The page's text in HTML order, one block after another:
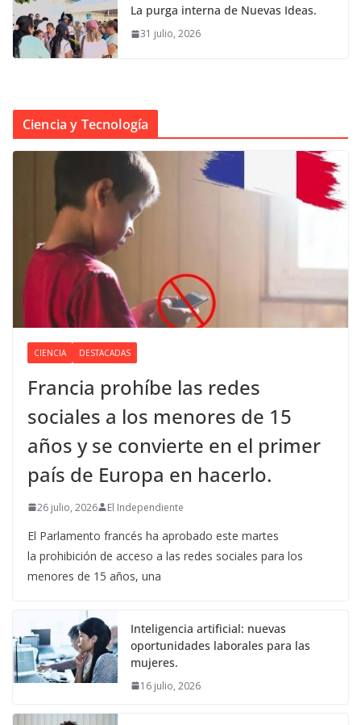
La purga interna de Nuevas Ideas.
31 julio, 2026
Ciencia y Tecnología
CIENCIA DESTACADAS
Francia prohíbe las redes
sociales a los menores de 15
años y se convierte en el primer
país de Europa en hacerlo.
26 julio, 2026 El Independiente
El Parlamento francés ha aprobado este martes
la prohibición de acceso a las redes sociales para los
menores de 15 años, una
Inteligencia artificial: nuevas
oportunidades laborales para las
mujeres.
16 julio, 2026